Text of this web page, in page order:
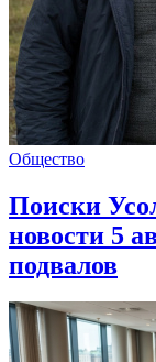
Общество
Поиски
новости 5
подвалов